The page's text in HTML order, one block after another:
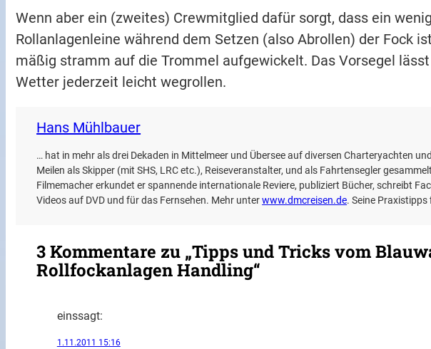
Wenn aber ein (zweites) Crewmitglied dafür sorgt, dass ein
Rollanlagenleine während dem Setzen (also Abrollen) der Fock
mäßig stramm auf die Trommel aufgewickelt. Das Vorsegel
Wetter jederzeit leicht wegrollen.
Hans Mühlbauer
… hat in mehr als drei Dekaden in Mittelmeer und Übersee auf diversen Charteryachten
Meilen als Skipper (mit SHS, LRC etc.), Reiseveranstalter, und als Fahrtensegler
Filmemacher erkundet er spannende internationale Reviere, publiziert Bücher, schreibt
Videos auf DVD und für das Fernsehen. Mehr unterwww.dmcreisen.de. Seine Praxistipps
3 Kommentare zu „Tipps und Tricks vom
Rollfockanlagen Handling“
einssagt:
1.11.2011 15:16